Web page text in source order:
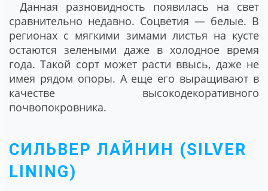
Данная разновидность появилась на свет
сравнительно недавно. Соцветия — белые. В
регионах с мягкими зимами листья на кусте
остаются зелеными даже в холодное время
года. Такой сорт может расти ввысь, даже не
имея рядом опоры. А еще его выращивают в
качестве высокодекоративного
почвопокровника.
СИЛЬВЕР ЛАЙНИН (SILVER
LINING)